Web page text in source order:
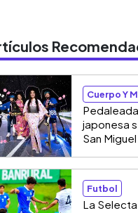
Cuerpo Y
japonesa
San Miguel
Futbol
La